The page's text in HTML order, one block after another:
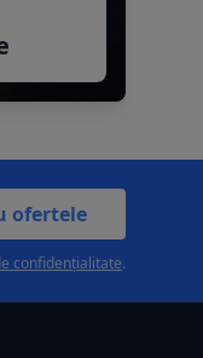
ofertele
confidențialitate.